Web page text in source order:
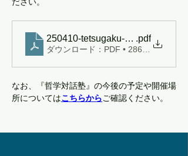
Previous Next
250410-tetsugaku-taiwa-juku-
.pdf
ダウンロード：PDF • 286KB
なお、『哲学対話塾』の今後の予定や開催場
所についてはこちらからご確認ください。